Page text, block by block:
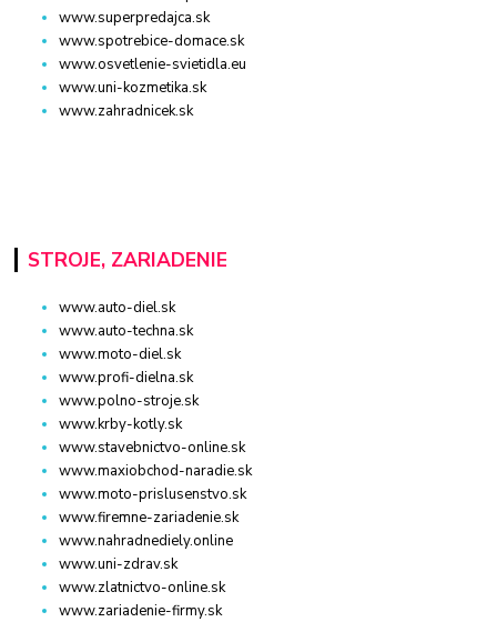
www.superpredajca.sk
www.spotrebice-domace.sk
www.osvetlenie-svietidla.eu
www.uni-kozmetika.sk
www.zahradnicek.sk
STROJE, ZARIADENIE
www.auto-diel.sk
www.auto-techna.sk
www.moto-diel.sk
www.profi-dielna.sk
www.polno-stroje.sk
www.krby-kotly.sk
www.stavebnictvo-online.sk
www.maxiobchod-naradie.sk
www.moto-prislusenstvo.sk
www.firemne-zariadenie.sk
www.nahradnediely.online
www.uni-zdrav.sk
www.zlatnictvo-online.sk
www.zariadenie-firmy.sk